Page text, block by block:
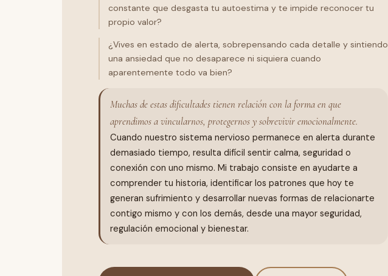
constante que desgasta tu autoestima y te impide reconocer tu
propio valor?
¿Vives en estado de alerta, sobrepensando cada detalle y sintiendo
una ansiedad que no desaparece ni siquiera cuando
aparentemente todo va bien?
Muchas de estas dificultades tienen relación con la forma en que
aprendimos a vincularnos, protegernos y sobrevivir emocionalmente.
Cuando nuestro sistema nervioso permanece en alerta durante
demasiado tiempo, resulta difícil sentir calma, seguridad o
conexión con uno mismo. Mi trabajo consiste en ayudarte a
comprender tu historia, identificar los patrones que hoy te
generan sufrimiento y desarrollar nuevas formas de relacionarte
contigo mismo y con los demás, desde una mayor seguridad,
regulación emocional y bienestar.